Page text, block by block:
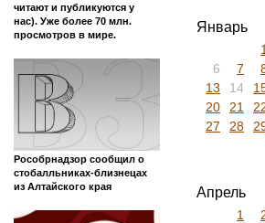
читают и публикуются у
нас). Уже более 70 млн.
просмотров в мире.
Рособрнадзор сообщил о
стобалльниках-близнецах
из Алтайского края
Январь
1
6
7
13
14
20
21
27
28
Апрель
1